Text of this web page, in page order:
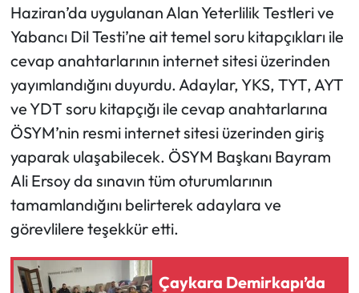
Haziran’da uygulanan Alan Yeterlilik Testleri ve
Yabancı Dil Testi’ne ait temel soru kitapçıkları ile
cevap anahtarlarının internet sitesi üzerinden
yayımlandığını duyurdu. Adaylar, YKS, TYT, AYT
ve YDT soru kitapçığı ile cevap anahtarlarına
ÖSYM’nin resmi internet sitesi üzerinden giriş
yaparak ulaşabilecek. ÖSYM Başkanı Bayram
Ali Ersoy da sınavın tüm oturumlarının
tamamlandığını belirterek adaylara ve
görevlilere teşekkür etti.
Çaykara Demirkapı’da
Ekonomi
Turizm
Teknoloji